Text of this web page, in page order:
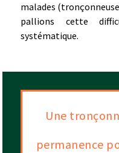
malades
pallions cette
systématique.
Une
permanence